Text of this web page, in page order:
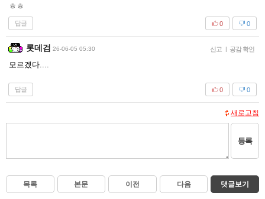
ㅎㅎ
답글 0
0
롯데검 26-06-05 05:30 신고 | 공감 확인
모르겠다....
답글 0
0
새로고침
등록
목록 본문 이전 다음 댓글보기